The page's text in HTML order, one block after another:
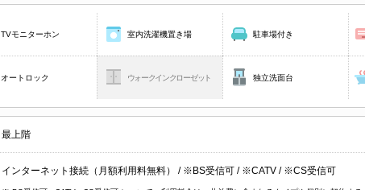
TVモニターホン 室内洗濯機置き場 駐車場付き
オートロック ウォークインクローゼット 独立洗面台
最上階
インターネット接続（月額利用料無料） / ※BS受信可 / ※CATV / ※CS受信可